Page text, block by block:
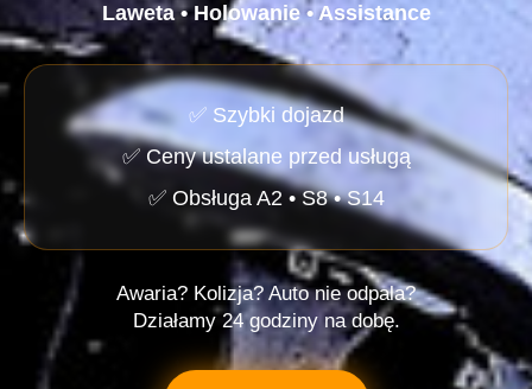
Laweta • Holowanie • Assistance
✅ Szybki dojazd
✅ Ceny ustalane przed usługą
✅ Obsługa A2 • S8 • S14
Awaria? Kolizja? Auto nie odpala?
Działamy 24 godziny na dobę.